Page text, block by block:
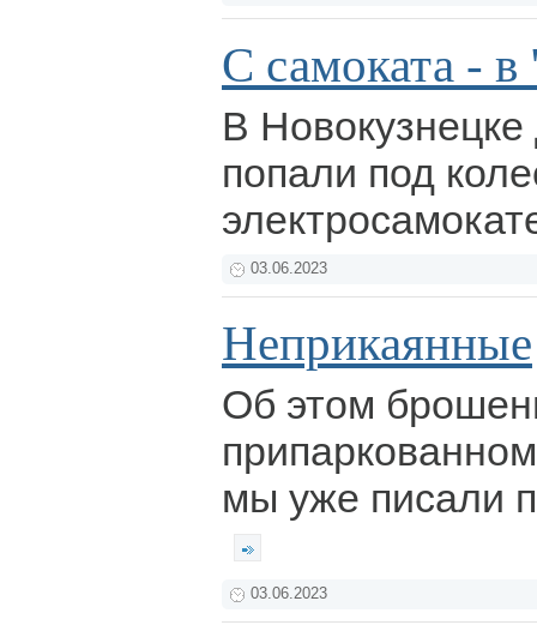
С самоката -
В Новокузнецке
попали под
03.06.2023
Неприкаянные
Об этом
мы уже писали
03.06.2023